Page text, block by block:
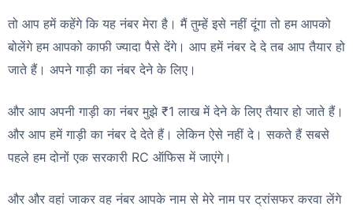
तो आप हमें कहेंगे कि यह नंबर मेरा है। मैं तुम्हें इसे नहीं दूंगा तो हम आपको
बोलेंगे हम आपको काफी ज्यादा पैसे देंगे। आप हमें नंबर दे दे तब आप तैयार हो
जाते हैं। अपने गाड़ी का नंबर देने के लिए।
और आप अपनी गाड़ी का नंबर मुझे ₹1 लाख में देने के लिए तैयार हो जाते हैं।
और आप हमें गाड़ी का नंबर दे देते हैं। लेकिन ऐसे नहीं दे। सकते हैं सबसे
पहले हम दोनों एक सरकारी RC ऑफिस में जाएंगे।
और और वहां जाकर वह नंबर आपके नाम से मेरे नाम पर ट्रांसफर करवा लेंगे